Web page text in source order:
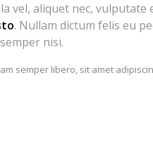
vel, aliquet nec, vulputate
. Nullam dictum felis eu
nisi.
semper libero, sit amet